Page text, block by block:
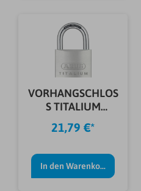
VORHANGSCHLOS
S TITALIUM
64TI/60 B/SB
21,79 €*
In den Warenkorb